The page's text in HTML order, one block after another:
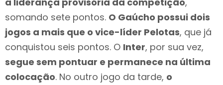
somando sete pontos. O Gaúcho possui dois
jogos a mais que o vice-líder Pelotas, que já
conquistou seis pontos. O Inter, por sua vez,
segue sem pontuar e permanece na última
colocação. No outro jogo da tarde, o